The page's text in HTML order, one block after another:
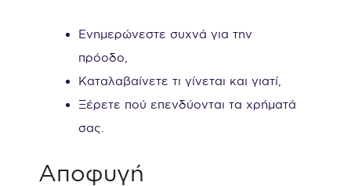
Ενημερώνεστε συχνά για την
πρόοδο,
Καταλαβαίνετε τι γίνεται και γιατί,
Ξέρετε πού επενδύονται τα χρήματά
σας.
Αποφυγή